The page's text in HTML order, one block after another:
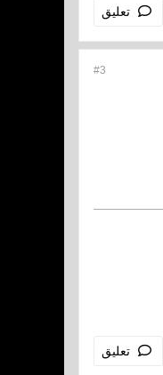
تعليق
#3
تعليق